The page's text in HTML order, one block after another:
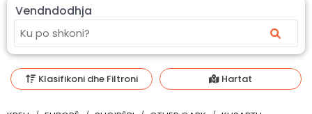
Vendndodhja
Klasifikoni dhe Filtroni Hartat